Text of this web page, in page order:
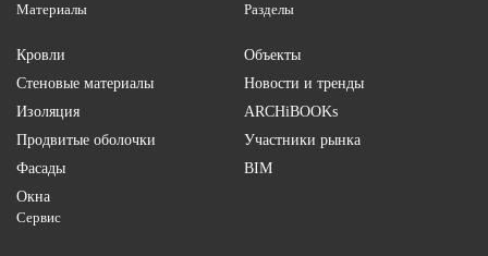
Материалы
Кровли
Стеновые материалы
Изоляция
Продвитые оболочки
Фасады
Окна
Разделы
Объекты
Новости и тренды
ARCHiBOOKs
Участники рынка
BIM
Сервис